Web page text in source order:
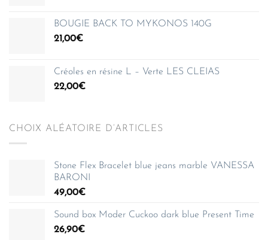
BOUGIE BACK TO MYKONOS 140G
21,00€
Créoles en résine L – Verte LES CLEIAS
22,00€
CHOIX ALÉATOIRE D’ARTICLES
Stone Flex Bracelet blue jeans marble VANESSA
BARONI
49,00€
Sound box Moder Cuckoo dark blue Present Time
26,90€